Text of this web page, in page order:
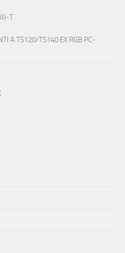
II)-T
A TS120/TS140 EX RGB PC-